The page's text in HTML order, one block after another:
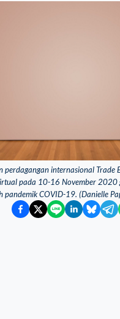
perdagangan internasional Trade
pada 10-16 November 2020
pandemik COVID-19. (Danielle